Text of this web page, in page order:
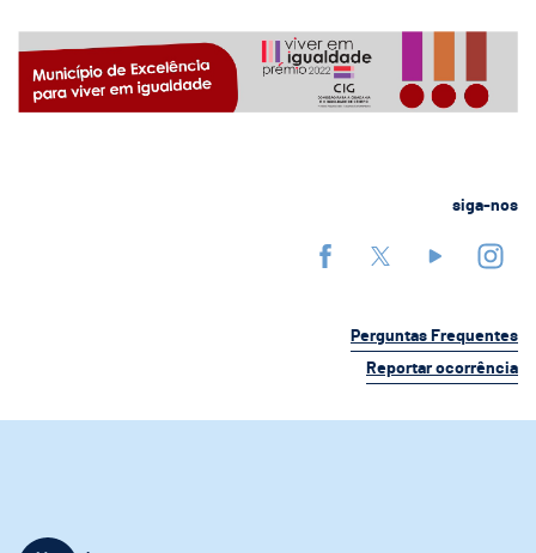
siga-nos
Perguntas Frequentes
Reportar ocorrência